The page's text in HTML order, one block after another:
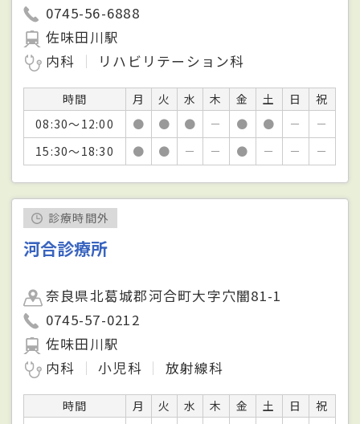
0745-56-6888
佐味田川駅
内科
リハビリテーション科
時間 月 火 水 木 金 土 日
祝
08:30～12:00
● ● ● － ● ● －
－
15:30～18:30
● ● － － ● － － －
診療時間外
河合診療所
奈良県北葛城郡河合町大字穴闇81-1
0745-57-0212
佐味田川駅
内科
小児科 放射線科
時間 月 火 水 木 金 土 日
祝